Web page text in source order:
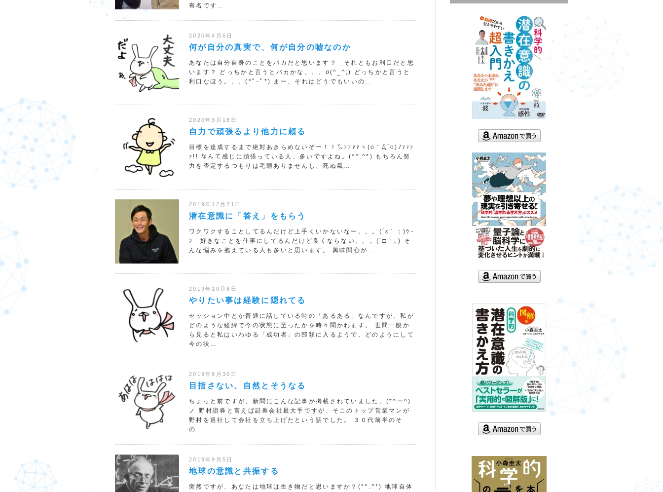
有名です…
2020年4月6日
何が自分の真実で、何が自分の嘘なのか
あなたは自分自身のことをバカだと思います？ それともお利口だと思
います？ どっちかと言うとバカかな。。。σ(^_^;) どっちかと言うと
利口なほう。。。(*ﾟｰﾟ*) まー、それはどうでもいいの…
2020年3月18日
自力で頑張るより他力に頼る
目標を達成するまで絶対あきらめないぞー！！㌦ｧｧｧｧヽ(o｀Д´o)ﾉｧｧｧ
ｧ!! なんて感じに頑張っている人、多いですよね。(*^.^*) もちろん努
力を否定するつもりは毛頭ありませんし、死ぬ氣…
2019年12月21日
潜在意識に「答え」をもらう
ワクワクすることしてるんだけど上手くいかないなー。。。(´ε｀；)ｳｰ
ﾝ 好きなことを仕事にしてるんだけど良くならない。。。(´□｀｡) そ
んな悩みを抱えている人も多いと思います。 興味関心が…
2019年10月8日
やりたい事は経験に隠れてる
セッション中とか普通に話している時の「あるある」なんですが、私が
どのような経緯で今の状態に至ったかを時々聞かれます。 世間一般か
ら見ると私はいわゆる「成功者」の部類に入るようで、どのようにして
今の状…
2019年9月30日
目指さない、自然とそうなる
ちょっと前ですが、新聞にこんな記事が掲載されていました。(*^ー^)
ノ 野村證券と言えば証券会社最大手ですが、そこのトップ営業マンが
野村を退社して会社を立ち上げたという話でした。 ３０代前半のそ
の…
2019年9月5日
地球の意識と共振する
突然ですが、あなたは地球は生き物だと思いますか？(*^.^*) 地球自体